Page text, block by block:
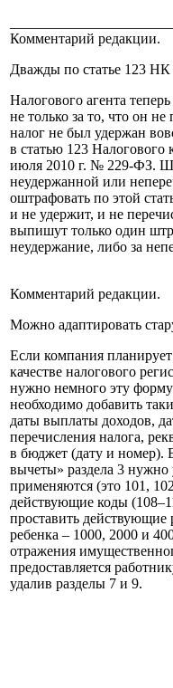
Комментарий редакции.
Дважды по статье 123
Налогового агента
не только за то, что он
налог не был удержан
в статью 123 Налогового
июля 2010 г. № 229-ФЗ.
неудержанной или
оштрафовать по этой
и не удержит, и не
выпишут только один
неудержание, либо за
Комментарий редакции.
Можно адаптировать
Если компания
качестве налогового
нужно немного эту
необходимо добавить
даты выплаты доходов,
перечисления налога,
в бюджет (дату и номер).
вычеты» раздела 3 нужно
применяются (это 101,
действующие коды
проставить действующие
ребенка – 1000, 2000 и
отражения
предоставляется
удалив разделы 7 и 9.